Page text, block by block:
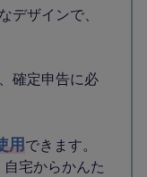
デザインで、
確定申告に必
用 できます。
宅からかんた